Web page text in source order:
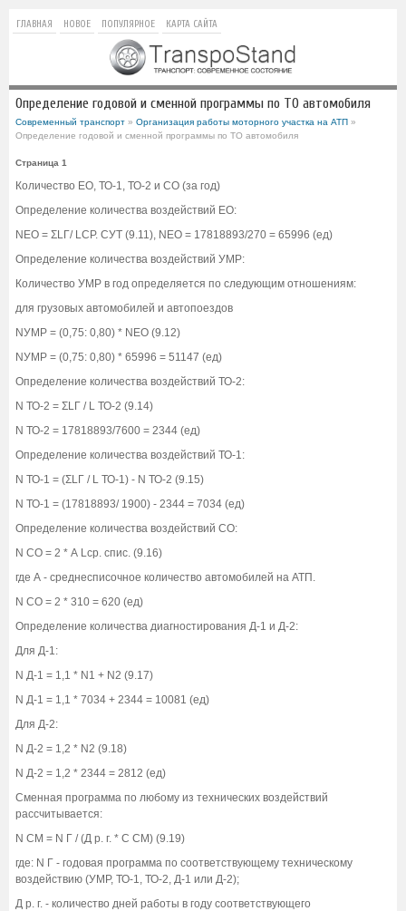
ГЛАВНАЯ НОВОЕ ПОПУЛЯРНОЕ КАРТА САЙТА
Определение годовой и сменной программы по ТО автомобиля
Современный транспорт » Организация работы моторного участка на АТП »
Определение годовой и сменной программы по ТО автомобиля
Страница 1
Количество ЕО, ТО-1, ТО-2 и СО (за год)
Определение количества воздействий ЕО:
NЕО = ΣLГ/ LСР. СУТ (9.11), NЕО = 17818893/270 = 65996 (ед)
Определение количества воздействий УМР:
Количество УМР в год определяется по следующим отношениям:
для грузовых автомобилей и автопоездов
NУМР = (0,75: 0,80) * NЕО (9.12)
NУМР = (0,75: 0,80) * 65996 = 51147 (ед)
Определение количества воздействий ТО-2:
N ТО-2 = ΣLГ / L ТО-2 (9.14)
N ТО-2 = 17818893/7600 = 2344 (ед)
Определение количества воздействий ТО-1:
N ТО-1 = (ΣLГ / L ТО-1) - N ТО-2 (9.15)
N ТО-1 = (17818893/ 1900) - 2344 = 7034 (ед)
Определение количества воздействий СО:
N СО = 2 * А Lср. спис. (9.16)
где А - среднесписочное количество автомобилей на АТП.
N СО = 2 * 310 = 620 (ед)
Определение количества диагностирования Д-1 и Д-2:
Для Д-1:
N Д-1 = 1,1 * N1 + N2 (9.17)
N Д-1 = 1,1 * 7034 + 2344 = 10081 (ед)
Для Д-2:
N Д-2 = 1,2 * N2 (9.18)
N Д-2 = 1,2 * 2344 = 2812 (ед)
Сменная программа по любому из технических воздействий
рассчитывается:
N СМ = N Г / (Д р. г. * С СМ) (9.19)
где: N Г - годовая программа по соответствующему техническому
воздействию (УМР, ТО-1, ТО-2, Д-1 или Д-2);
Д р. г. - количество дней работы в году соответствующего